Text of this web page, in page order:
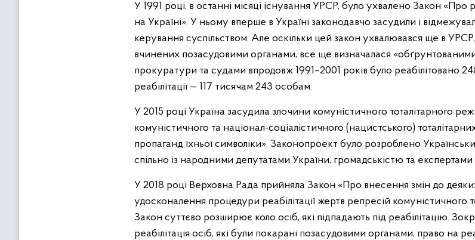
У 1991 році, в останні місяці існування УРСР, було ухвалено Закон «Про
на Україні». У ньому вперше в Україні законодавчо засудили і
керування суспільством. Але оскільки цей закон ухвалювався ще в
вчинених позасудовими органами, все ще визначалася
прокуратури та судами впродовж 1991–2001 років було реабілітовано
реабілітації — 117 тисячам 243 особам.
У 2015 році Україна засудила злочини комуністичного тоталітарного
комуністичного та націонал-соціалістичного (нацистського)
пропаганд їхньої символіки». Законопроект було розроблено
спільно із народними депутатами України, громадськістю та
У 2018 році Верховна Рада прийняла Закон «Про внесення змін до
удосконалення процедури реабілітації жертв репресій комуністичного
Закон суттєво розширює коло осіб, які підпадають під реабілітацію.
реабілітація осіб, які були покарані позасудовими органами, право на